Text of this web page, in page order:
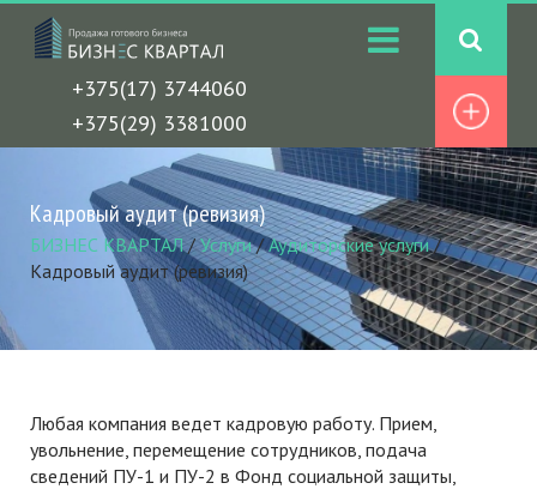
+375(17) 3744060
+375(29) 3381000
Кадровый аудит (ревизия)
БИЗНЕС КВАРТАЛ/Услуги/Аудиторские услуги/
Кадровый аудит (ревизия)
Любая компания ведет кадровую работу. Прием,
увольнение, перемещение сотрудников, подача
сведений ПУ-1 и ПУ-2 в Фонд социальной защиты,